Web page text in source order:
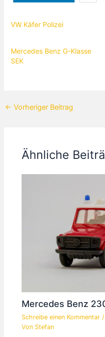
VW Käfer Polizei
Mercedes Benz G-Klasse
SEK
← Vorheriger Beitrag
Ähnliche
Mercedes Benz
Schreibe einen Kommentar
Von Stefan